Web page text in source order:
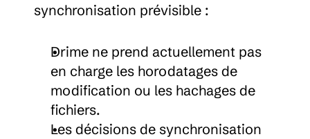
synchronisation prévisible :
Drime ne prend actuellement pas
en charge les horodatages de
modification ou les hachages de
fichiers.
Les décisions de synchronisation